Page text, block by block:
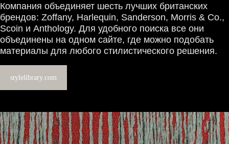
Компания объединяет шесть лучших британских
брендов: Zoffany, Harlequin, Sanderson, Morris & Co.,
Scoin и Anthology. Для удобного поиска все они
объединены на одном сайте, где можно подобать
материалы для любого стилистического решения.
stylelibrary.com